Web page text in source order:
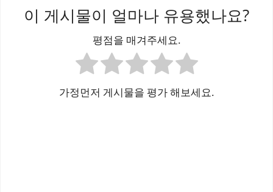
이 게시물이 얼마나 유용했나요?
평점을 매겨주세요.
가정먼저 게시물을 평가 해보세요.